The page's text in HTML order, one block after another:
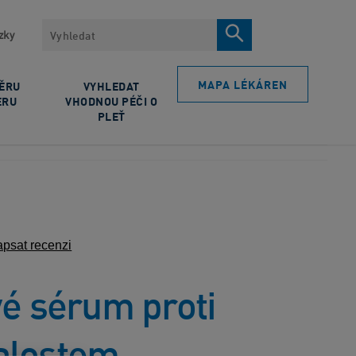
Vyhledávat
VYHLEDAT
VHODNOU PÉČI O
PLEŤ
MAPA LÉKÁREN
recenzi
sérum proti